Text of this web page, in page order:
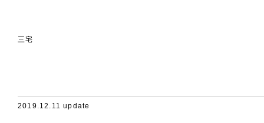
三宅
2019.12.11 update